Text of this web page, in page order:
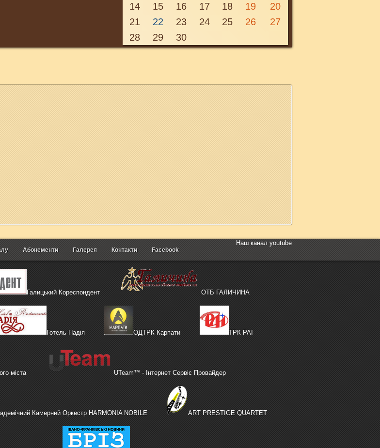
14
15 16 17 18 19
20
21
22 23 24 25 26
27
28
29 30
Абонементи Галерея Контакти Facebook
Наш канал youtube
Галицький Кореспондент ОТБ ГАЛИЧИНА
Готель Надія ОДТРК Карпати ТРК РАІ
міста UTeam™ - Інтернет Сервіс Провайдер
Камерний Оркестр HARMONIA NOBILE ART PRESTIGE QUARTET